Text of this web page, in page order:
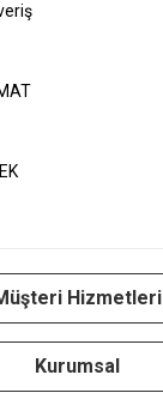
Hizmetleri
Kurumsal